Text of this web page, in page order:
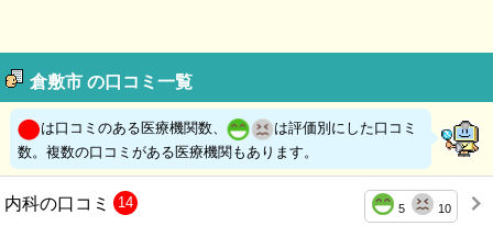
倉敷市 の口コミ一覧
は口コミのある医療機関数、
は評価別にした口コミ
数。複数の口コミがある医療機関もあります。
内科の口コミ 5 10
14